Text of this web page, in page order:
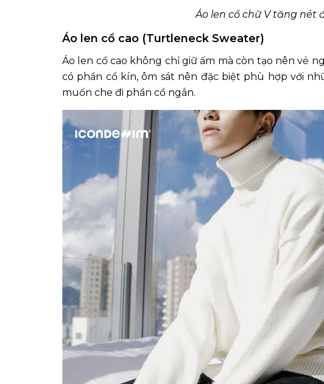
Áo len cổ chữ V tăng nét
Áo len cổ cao (Turtleneck Sweater)
Áo len cổ cao không chỉ giữ ấm mà còn tạo nên vẻ
có phần cổ kín, ôm sát nên đặc biệt phù hợp với
muốn che đi phần cổ ngắn.